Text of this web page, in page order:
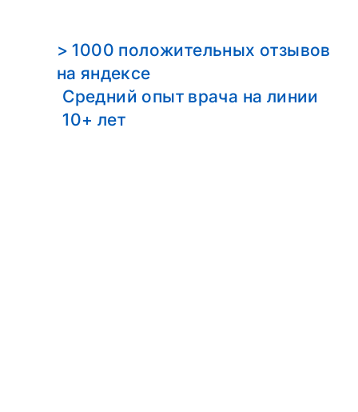
> 1000 положительных отзывов
на яндексе
Средний опыт врача на линии
10+ лет